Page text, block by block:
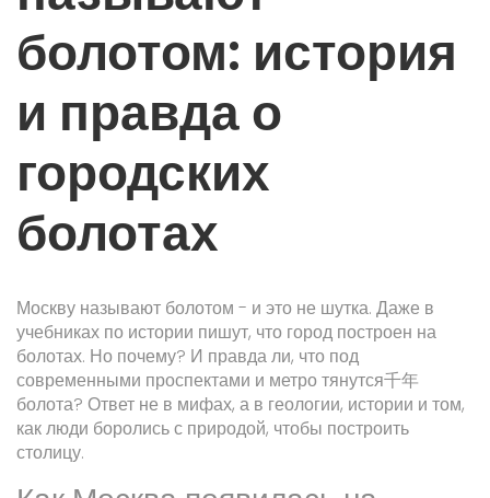
болотом: история
и правда о
городских
болотах
Москву называют болотом - и это не шутка. Даже в
учебниках по истории пишут, что город построен на
болотах. Но почему? И правда ли, что под
современными проспектами и метро тянутся千年
болота? Ответ не в мифах, а в геологии, истории и том,
как люди боролись с природой, чтобы построить
столицу.